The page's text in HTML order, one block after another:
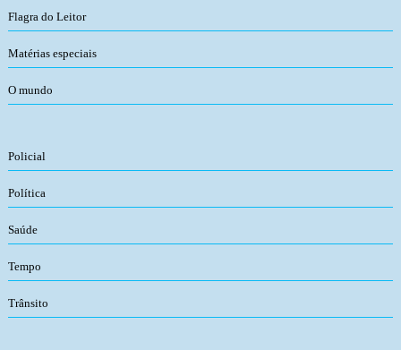
Flagra do Leitor
Matérias especiais
O mundo
Policial
Política
Saúde
Tempo
Trânsito